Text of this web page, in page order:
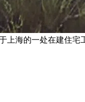
海的一处在建住宅